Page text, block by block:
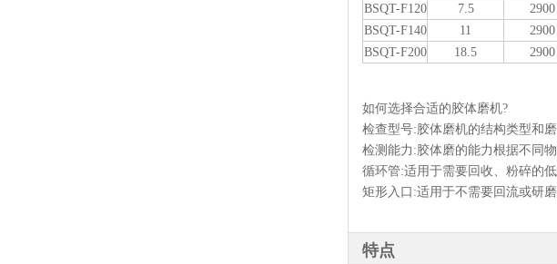
BSQT-F120
7.5 2900
BSQT-F140
11 2900
BSQT-F200
18.5 2900
如何选择合适的胶体磨机?
检查型号:胶体磨机的结构类型和
检测能力:胶体磨的能力根据不同
循环管:适用于需要回收、粉碎的
矩形入口:适用于不需要回流或研
特点